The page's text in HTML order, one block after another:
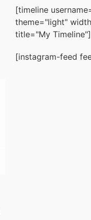
[timeline
theme="light"
title="My Timeline"]
[instagram-feed